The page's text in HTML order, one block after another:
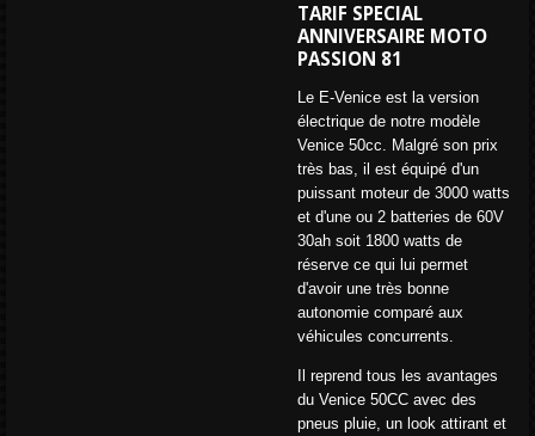
TARIF SPECIAL
ANNIVERSAIRE MOTO
PASSION 81
Le E-Venice est la version
électrique de notre modèle
Venice 50cc. Malgré son prix
très bas, il est équipé d'un
puissant moteur de 3000 watts
et d'une ou 2 batteries de 60V
30ah soit 1800 watts de
réserve ce qui lui permet
d'avoir une très bonne
autonomie comparé aux
véhicules concurrents.
Il reprend tous les avantages
du Venice 50CC avec des
pneus pluie, un look attirant et